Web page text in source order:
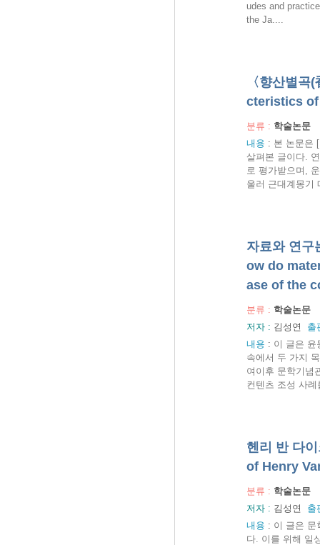
udes and
the Ja....
〈향산별
cteristics of
분류 : 학술논문
내용 : 본 논문은
살펴본 글이다.
로 평가받으며,
울러 근대계몽기
자료와 연구
ow do
ase of the
분류 : 학술논문
저자 : 김성연
출
내용 : 이 글은 윤
속에서 두 가지
여이후 문학기념
컨텐츠 조성 사례
헨리 반 다
of Henry
분류 : 학술논문
저자 : 김성연
출
내용 : 이 글은 문
다. 이를 위해 일